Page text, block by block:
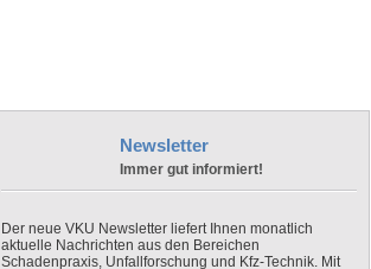
Newsletter
Immer gut informiert!
Der neue VKU Newsletter liefert Ihnen monatlich
aktuelle Nachrichten aus den Bereichen
Schadenpraxis, Unfallforschung und Kfz-Technik. Mit